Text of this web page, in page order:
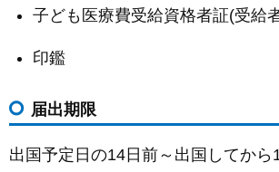
子ども医療費受給資格者証(受給
印鑑
届出期限
出国予定日の14日前～出国してから